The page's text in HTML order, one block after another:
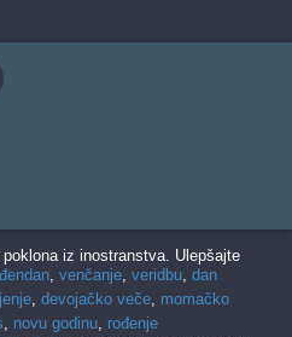
iz inostranstva. Ulepšajte
, venčanje, veridbu, dan
, devojačko veče, momačko
, novu godinu, rođenje